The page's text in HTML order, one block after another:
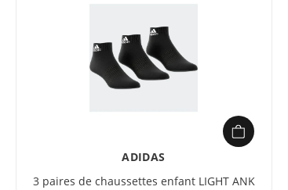
ADIDAS
3 paires de chaussettes enfant LIGHT ANK